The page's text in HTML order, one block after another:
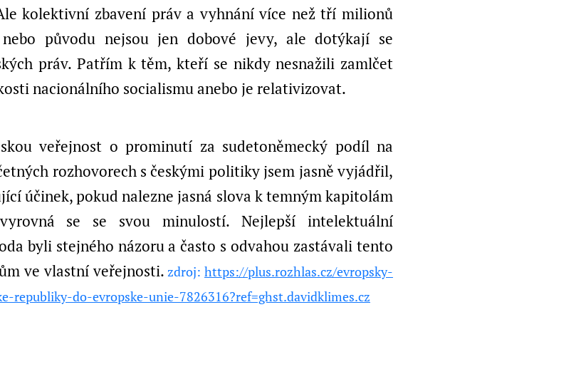
kolektivní zbavení práv a vyhnání více než tří milionů
původu nejsou jen dobové jevy, ale dotýkají se
práv. Patřím k těm, kteří se nikdy nesnažili zamlčet
nacionálního socialismu anebo je relativizovat.
veřejnost o prominutí za sudetoněmecký podíl na
rozhovorech s českými politiky jsem jasně vyjádřil,
účinek, pokud nalezne jasná slova k temným kapitolám
se se svou minulostí. Nejlepší intelektuální
byli stejného názoru a často s odvahou zastávali tento
ve vlastní veřejnosti.zdroj: https://plus.rozhlas.cz/evropsky-
republiky-do-evropske-unie-7826316?ref=ghst.davidklimes.cz